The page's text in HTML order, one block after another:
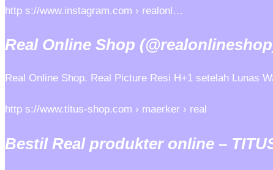
http s://www.instagram.com › realonl…
Real Online Shop
Real Online Shop. Real Picture Resi H+1 setelah Lunas
http s://www.titus-shop.com › maerker › real
Bestil Real produkter online –